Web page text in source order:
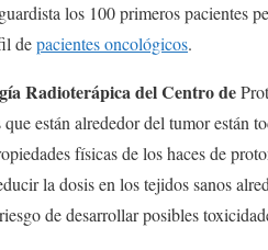
los 100 primeros pacientes
depacientes oncológicos.
Radioterápica del Centro de
están alrededor del tumor están
físicas de los haces de
la dosis en los tejidos sanos
de desarrollar posibles